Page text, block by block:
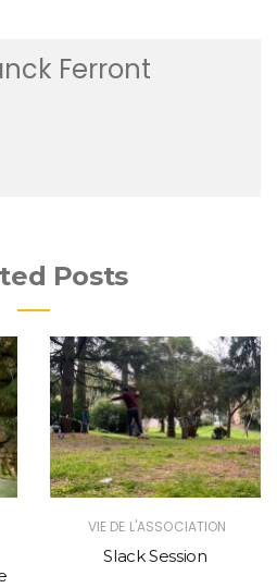
Ferront
Posts
VIE DE L'ASSOCIATION
Slack Session